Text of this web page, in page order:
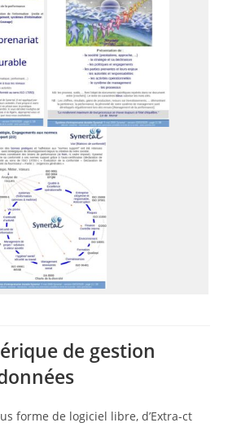
de gestion
forme de logiciel libre, d’Extra-ct